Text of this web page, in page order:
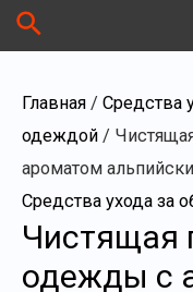
Перейти
к
Поиск
Главная / Средства
одеждой /
ароматом
Средства ухода за
Чистящая
одежды с
Количество
товара
пена
для
обуви
и
одежды
с